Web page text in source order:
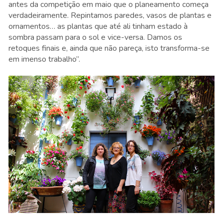
antes da competição em maio que o planeamento começa
verdadeiramente. Repintamos paredes, vasos de plantas e
ornamentos… as plantas que até ali tinham estado à
sombra passam para o sol e vice-versa. Damos os
retoques finais e, ainda que não pareça, isto transforma-se
em imenso trabalho”.